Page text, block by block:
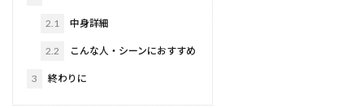
2.1 中身詳細
2.2 こんな人・シーンにおすすめ
3 終わりに